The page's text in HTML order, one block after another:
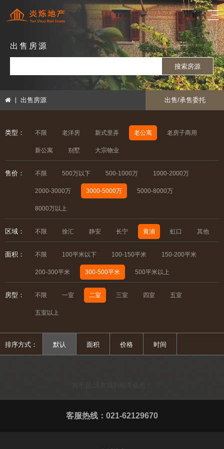
出售房源
搜索房源
出售房源 出售/承售委托
类型： 不限 老洋房 新式里弄 老公寓 老房子商用
新公寓 别墅 大宗物业
售价： 不限 500万以下 500-1000万 1000-2000万
2000-3000万 3000-5000万 5000-8000万
8000万以上
区域： 不限 徐汇 静安 长宁 黄浦 虹口 其他
面积： 不限 100平米以下 100-150平米 150-200平米
200-300平米 300-500平米 500平米以上
房型： 不限 一室 二室 三室 四室 五室
五室以上
排序方式： 默认 面积 价格 时间
客服热线：021-62129670